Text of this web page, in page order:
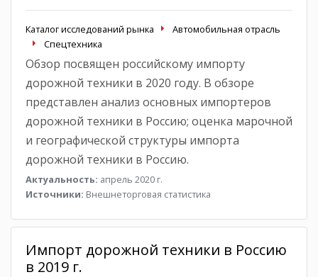
Каталог исследований рынка
Автомобильная отрасль
Спецтехника
Обзор посвящен российскому импорту
дорожной техники в 2020 году. В обзоре
представлен анализ основных импортеров
дорожной техники в Россию; оценка марочной
и географической структуры импорта
дорожной техники в Россию.
Актуальность: апрель 2020 г.
Источники: Внешнеторговая статистика
Импорт дорожной техники в Россию
в 2019 г.